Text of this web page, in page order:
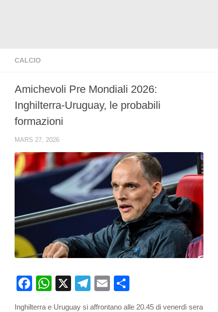
CALCIO
Amichevoli Pre Mondiali 2026:
Inghilterra-Uruguay, le probabili
formazioni
MARS 27, 2026
Facebook
WhatsApp
X Telegram
Email
Inghilterra e Uruguay si affrontano alle 20.45 di venerdì sera